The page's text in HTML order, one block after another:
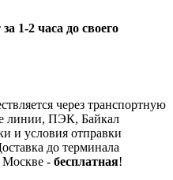
1-2 часа до своего
через транспортную
линии, ПЭК, Байкал
и условия отправки
до терминала
Москве - бесплатная!